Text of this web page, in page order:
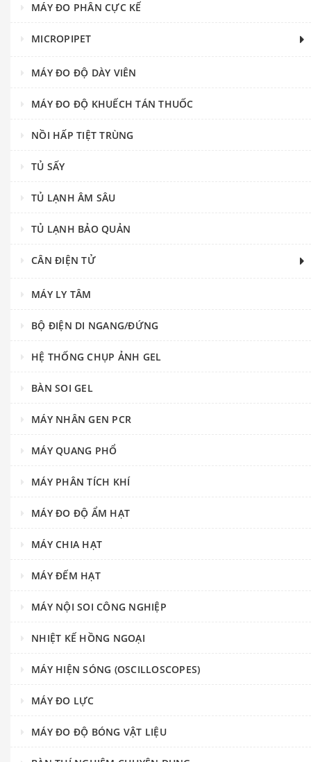
MÁY ĐO PHÂN CỰC KẾ
MICROPIPET
MÁY ĐO ĐỘ DÀY VIÊN
MÁY ĐO ĐỘ KHUẾCH TÁN THUỐC
NỒI HẤP TIỆT TRÙNG
TỦ SẤY
TỦ LẠNH ÂM SÂU
TỦ LẠNH BẢO QUẢN
CÂN ĐIỆN TỬ
MÁY LY TÂM
BỘ ĐIỆN DI NGANG/ĐỨNG
HỆ THỐNG CHỤP ẢNH GEL
BÀN SOI GEL
MÁY NHÂN GEN PCR
MÁY QUANG PHỔ
MÁY PHÂN TÍCH KHÍ
MÁY ĐO ĐỘ ẨM HẠT
MÁY CHIA HẠT
MÁY ĐẾM HẠT
MÁY NỘI SOI CÔNG NGHIỆP
NHIỆT KẾ HỒNG NGOẠI
MÁY HIỆN SÓNG (OSCILLOSCOPES)
MÁY ĐO LỰC
MÁY ĐO ĐỘ BÓNG VẬT LIỆU